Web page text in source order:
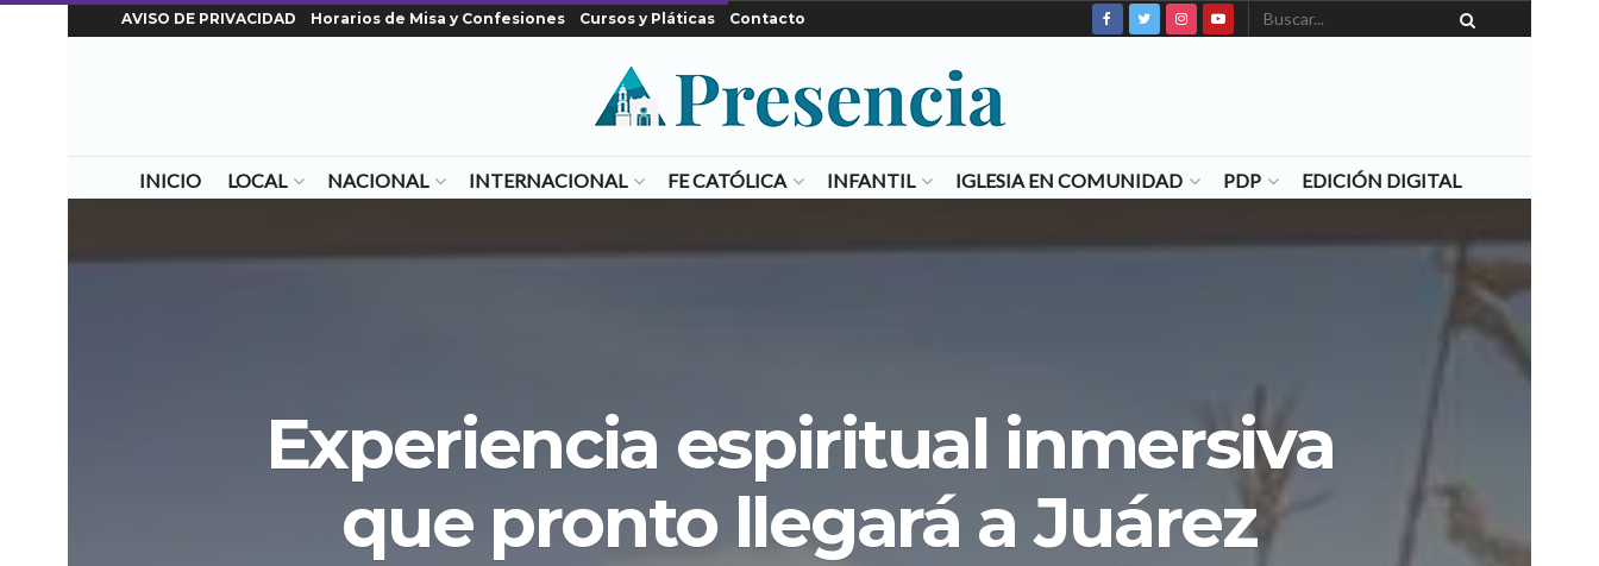
AVISO DE PRIVACIDAD Horarios de Misa y Confesiones Cursos y Pláticas Contacto
INICIO LOCAL NACIONAL INTERNACIONAL FE CATÓLICA INFANTIL IGLESIA EN COMUNIDAD PDP EDICIÓN DIGITAL
Experiencia espiritual inmersiva
que pronto llegará a Juárez